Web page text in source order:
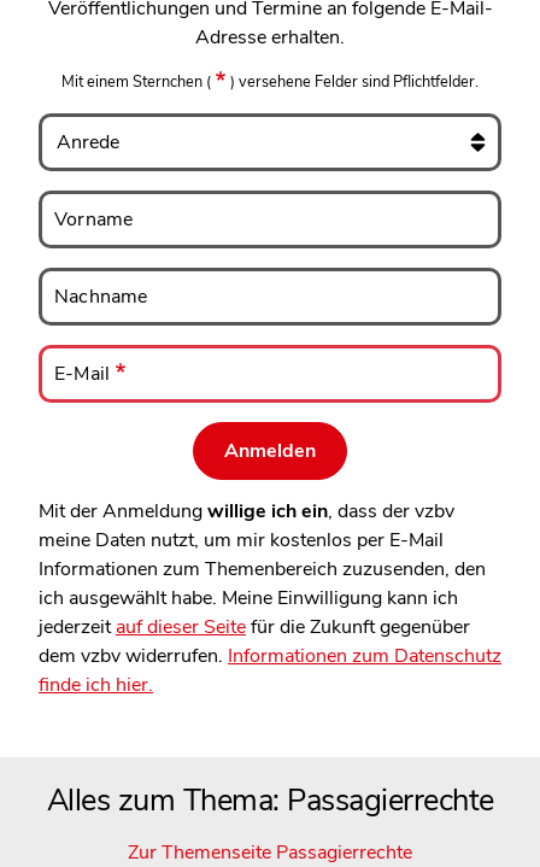
Veröffentlichungen und Termine an folgende E-Mail-
Adresse erhalten.
Mit einem Sternchen ( ) versehene Felder sind Pflichtfelder.
Anrede
Vorname
Vorname
Nachname
Nachname
E-
Mail
E-Mail
Mit der Anmeldungwillige ich ein, dass der vzbv
meine Daten nutzt, um mir kostenlos per E-Mail
Informationen zum Themenbereich zuzusenden, den
ich ausgewählt habe. Meine Einwilligung kann ich
jederzeitauf dieser Seitefür die Zukunft gegenüber
dem vzbv widerrufen. Informationen zum Datenschutz
finde ich hier.
Alles zum Thema: Passagierrechte
Zur Themenseite Passagierrechte